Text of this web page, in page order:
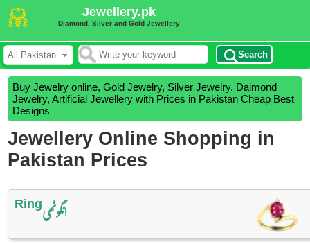
Jewellery.pk
Diamond, Silver and Gold Jewellery
Search
Buy Jewelry online, Gold Jewelry, Silver Jewelry, Daimond
Jewelry, Artificial Jewellery with Prices in Pakistan Cheap Best
Designs
Jewellery Online Shopping in
Pakistan Prices
Ringانگوٹھی